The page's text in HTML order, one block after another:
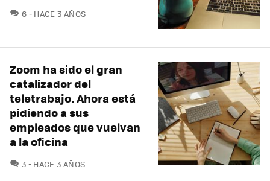
6 COMENTARIOS
HACE 3 AÑOS
Zoom ha sido el gran
catalizador del
teletrabajo. Ahora está
pidiendo a sus
empleados que vuelvan
a la oficina
3 COMENTARIOS
HACE 3 AÑOS